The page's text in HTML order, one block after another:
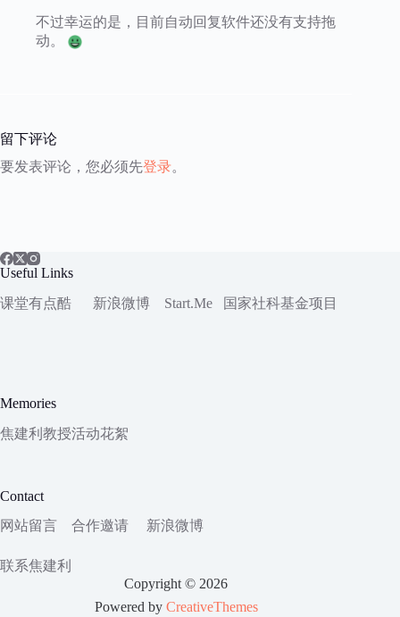
不过幸运的是，目前自动回复软件还没有支持拖
动。
留下评论
要发表评论，您必须先登录。
Useful Links
课堂有点酷
新浪微博 Start.Me 国家社科基金项目
Memories
焦建利教授活动花絮
Contact
网站留言
合作邀请 新浪微博
联系焦建利
Copyright © 2026
Powered by CreativeThemes